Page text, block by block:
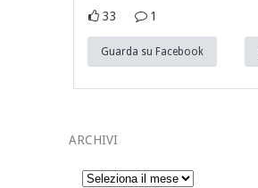
33 1
Guarda su Facebook
ARCHIVI
Archivi